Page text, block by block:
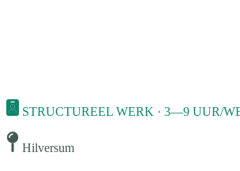
STRUCTUREEL WERK · 3—9 UUR/
Hilversum